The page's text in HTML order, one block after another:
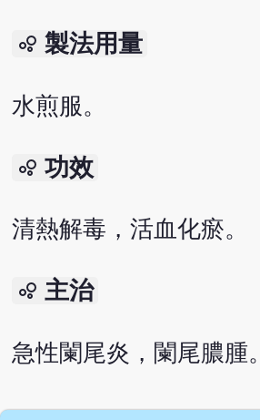
bubble_chart 製法用量
水煎服。
bubble_chart 功效
清熱解毒，活血化瘀。
bubble_chart 主治
急性闌尾炎，闌尾膿腫。